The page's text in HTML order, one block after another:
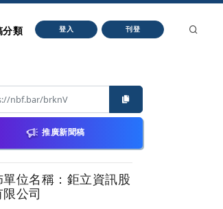
分類 登入 刊登
推廣新聞稿
單位名稱：鉅立資訊股
公司